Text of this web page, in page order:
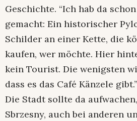
Geschichte. “Ich hab da
gemacht: Ein historischer
Schilder an einer Kette, die
kaufen, wer möchte. Hier
kein Tourist. Die wenigsten
dass es das Café Känzele gibt.”
Die Stadt sollte da
Sbrzesny, auch bei anderen